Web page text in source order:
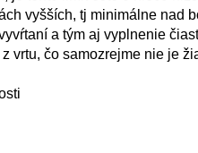
vyšších, tj minimálne nad
a tým aj vyplnenie
vrtu, čo samozrejme nie je